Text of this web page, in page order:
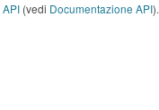
API (vedi Documentazione API).